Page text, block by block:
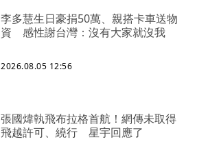
李多慧生日豪捐50萬、親搭卡車送物
資 感性謝台灣：沒有大家就沒我
2026.08.05 12:56
張國煒執飛布拉格首航！網傳未取得
飛越許可、繞行 星宇回應了